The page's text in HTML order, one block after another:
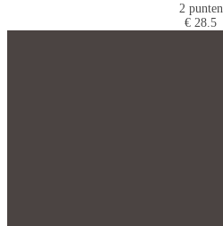
2 punten
€ 28.5